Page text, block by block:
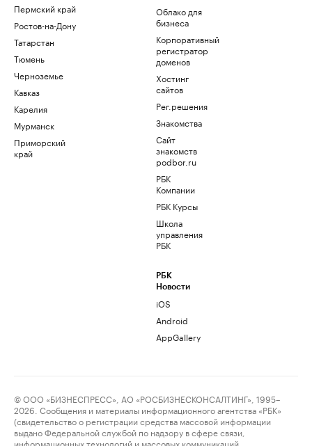
Пермский край
Ростов-на-Дону
Татарстан
Тюмень
Черноземье
Кавказ
Карелия
Мурманск
Приморский
край
Облако для
бизнеса
Корпоративный
регистратор
доменов
Хостинг
сайтов
Рег.решения
Знакомства
Сайт
знакомств
podbor.ru
РБК
Компании
РБК Курсы
Школа
управления
РБК
РБК
Новости
iOS
Android
AppGallery
© ООО «БИЗНЕСПРЕСС», АО «РОСБИЗНЕСКОНСАЛТИНГ», 1995–
2026. Сообщения и материалы информационного агентства «РБК»
(свидетельство о регистрации средства массовой информации
выдано Федеральной службой по надзору в сфере связи,
информационных технологий и массовых коммуникаций